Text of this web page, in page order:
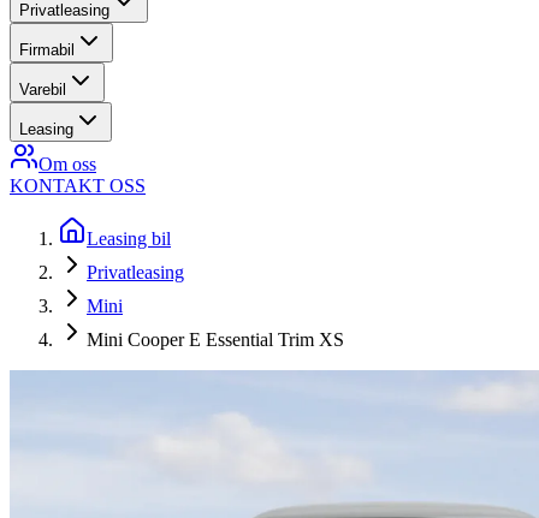
Privatleasing
Firmabil
Varebil
Leasing
Om oss
KONTAKT OSS
Leasing bil
Privatleasing
Mini
Mini Cooper E Essential Trim XS